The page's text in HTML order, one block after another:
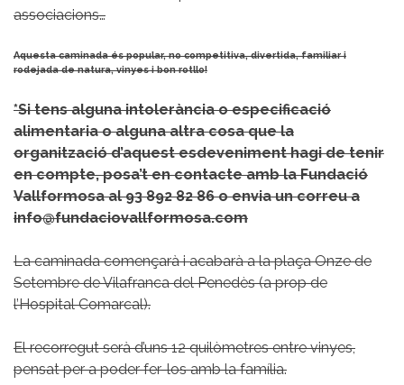
associacions…
Aquesta caminada és popular, no competitiva, divertida, familiar i
rodejada de natura, vinyes i bon rotllo!
*Si tens alguna intolerància o especificació
alimentaria o alguna altra cosa que la
organització d’aquest esdeveniment hagi de tenir
en compte, posa’t en contacte amb la Fundació
Vallformosa al 93 892 82 86 o envia un correu a
info@fundaciovallformosa.com
La caminada començarà i acabarà a la plaça Onze de
Setembre de Vilafranca del Penedès (a prop de
l’Hospital Comarcal).
El recorregut serà d’uns 12 quilòmetres entre vinyes,
pensat per a poder fer-los amb la família.